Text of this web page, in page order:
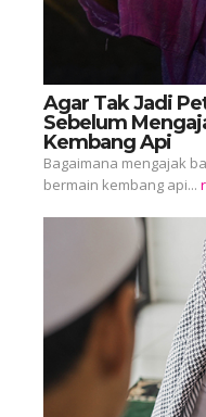
Agar Tak Jadi
Sebelum
Kembang Api
Bagaimana mengajak
bermain kembang api...